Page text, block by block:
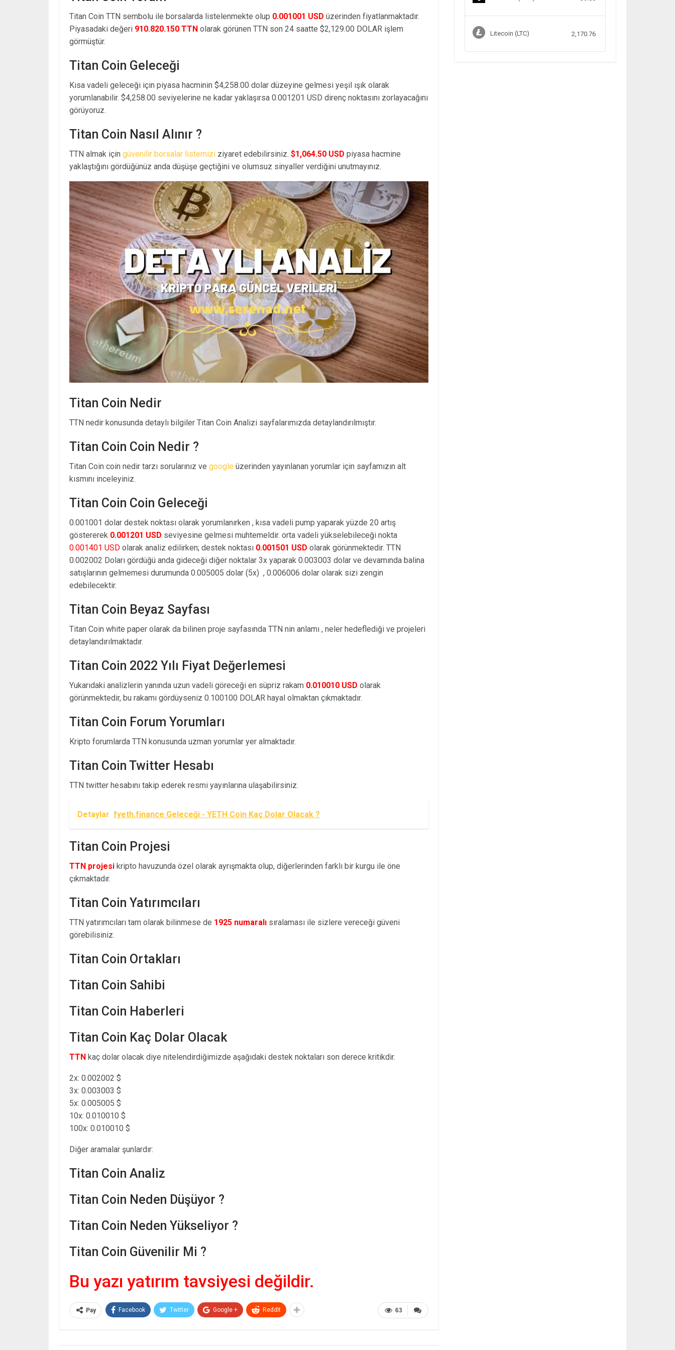
Titan Coin TTN sembolu ile borsalarda listelenmekte olup 0.001001 USD üzerinden fiyatlanmaktadır.
Piyasadaki değeri 910.820.150 TTN olarak görünen TTN son 24 saatte $2,129.00 DOLAR işlem
görmüştür.
Titan Coin Geleceği
Kısa vadeli geleceği için piyasa hacminin $4,258.00 dolar düzeyine gelmesi yeşil ışık olarak
yorumlanabilir. $4,258.00 seviyelerine ne kadar yaklaşırsa 0.001201 USD direnç noktasını zorlayacağını
görüyoruz.
Titan Coin Nasıl Alınır ?
TTN almak için güvenilir borsalar listemizi ziyaret edebilirsiniz. $1,064.50 USD piyasa hacmine
yaklaştığını gördüğünüz anda düşüşe geçtiğini ve olumsuz sinyaller verdiğini unutmayınız.
Titan Coin Nedir
TTN nedir konusunda detaylı bilgiler Titan Coin Analizi sayfalarımızda detaylandırılmıştır.
Titan Coin Coin Nedir ?
Titan Coin coin nedir tarzı sorularınız ve google üzerinden yayınlanan yorumlar için sayfamızın alt
kısmını inceleyiniz.
Titan Coin Coin Geleceği
0.001001 dolar destek noktası olarak yorumlanırken , kısa vadeli pump yaparak yüzde 20 artış
göstererek 0.001201 USD seviyesine gelmesi muhtemeldir. orta vadeli yükselebileceği nokta
0.001401 USD olarak analiz edilirken; destek noktası 0.001501 USD olarak görünmektedir. TTN
0.002002 Doları gördüğü anda gideceği diğer noktalar 3x yaparak 0.003003 dolar ve devamında balina
satışlarının gelmemesi durumunda 0.005005 dolar (5x) , 0.006006 dolar olarak sizi zengin
edebilecektir.
Titan Coin Beyaz Sayfası
Titan Coin white paper olarak da bilinen proje sayfasında TTN nin anlamı , neler hedeflediği ve projeleri
detaylandırılmaktadır.
Titan Coin 2022 Yılı Fiyat Değerlemesi
Yukarıdaki analizlerin yanında uzun vadeli göreceği en süpriz rakam 0.010010 USD olarak
görünmektedir, bu rakamı gördüyseniz 0.100100 DOLAR hayal olmaktan çıkmaktadır.
Titan Coin Forum Yorumları
Kripto forumlarda TTN konusunda uzman yorumlar yer almaktadır.
Titan Coin Twitter Hesabı
TTN twitter hesabını takip ederek resmi yayınlarına ulaşabilirsiniz.
Detaylar fyeth.finance Geleceği - YETH Coin Kaç Dolar Olacak ?
Titan Coin Projesi
TTN projesi kripto havuzunda özel olarak ayrışmakta olup, diğerlerinden farklı bir kurgu ile öne
çıkmaktadır.
Titan Coin Yatırımcıları
TTN yatırımcıları tam olarak bilinmese de 1925 numaralı sıralaması ile sizlere vereceği güveni
görebilisiniz.
Titan Coin Ortakları
Titan Coin Sahibi
Titan Coin Haberleri
Titan Coin Kaç Dolar Olacak
TTN kaç dolar olacak diye nitelendirdiğimizde aşağıdaki destek noktaları son derece kritikdir.
2x: 0.002002 $
3x: 0.003003 $
5x: 0.005005 $
10x: 0.010010 $
100x: 0.010010 $
Diğer aramalar şunlardır:
Titan Coin Analiz
Titan Coin Neden Düşüyor ?
Titan Coin Neden Yükseliyor ?
Titan Coin Güvenilir Mi ?
Bu yazı yatırım tavsiyesi değildir.
63
Pay Facebook Twitter Google + ReddIt
Litecoin (LTC) 2,170.76